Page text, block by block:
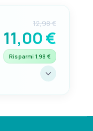
12,98 €
11,00 €
Risparmi 1,98 €